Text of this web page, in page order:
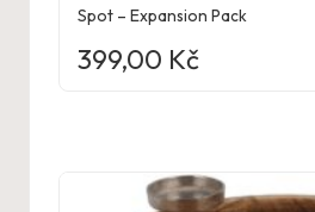
Spot – Expansion Pack
399,00 Kč